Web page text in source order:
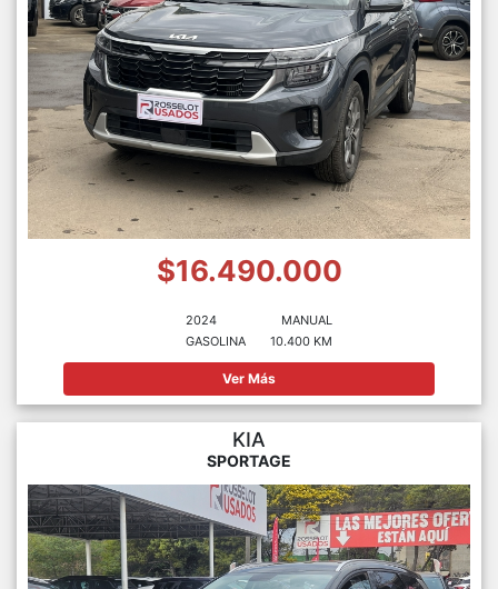
$16.490.000
2024
GASOLINA
MANUAL
10.400 KM
Ver Más
KIA
SPORTAGE